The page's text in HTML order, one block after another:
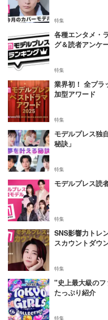
特集
各種エンタメ・
グ＆読者アンケ
特集
業界初！ 全プラ
加型アワード
特集
モデルプレス独
秘訣」
特集
モデルプレス読
特集
SNS影響力トレ
スカウントダウ
特集
"史上最大級の
たっぷり紹介
特集